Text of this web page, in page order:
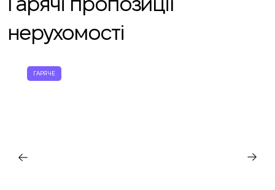
нерухомості
ГАРЯЧЕ